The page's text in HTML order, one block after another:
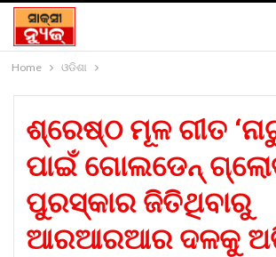
Home ଓଡିଶା
ଶ୍ରେଷ୍ଠ ମୂଳ ଗୀତ
ପାଇଁ ଗୋଲଡେନ୍
ପୁରସ୍କାର ଜିତିଥିବାରୁ
ଆରଆରଆର ଦଳକୁ